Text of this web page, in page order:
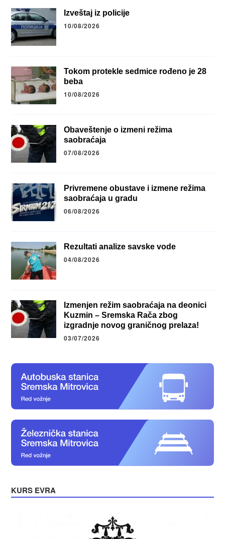
Izveštaj iz policije
10/08/2026
Tokom protekle sedmice rođeno je 28
beba
10/08/2026
Obaveštenje o izmeni režima
saobraćaja
07/08/2026
Privremene obustave i izmene režima
saobraćaja u gradu
06/08/2026
Rezultati analize savske vode
04/08/2026
Izmenjen režim saobraćaja na deonici
Kuzmin – Sremska Rača zbog
izgradnje novog graničnog prelaza!
03/07/2026
KURS EVRA